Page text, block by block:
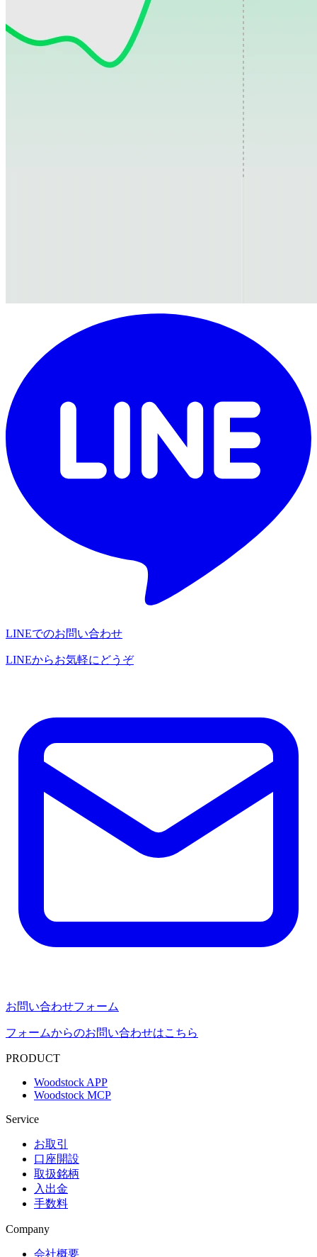
LINEでのお問い合わせ
LINEからお気軽にどうぞ
お問い合わせフォーム
フォームからのお問い合わせはこちら
PRODUCT
Woodstock APP
Woodstock MCP
Service
お取引
口座開設
取扱銘柄
入出金
手数料
Company
会社概要